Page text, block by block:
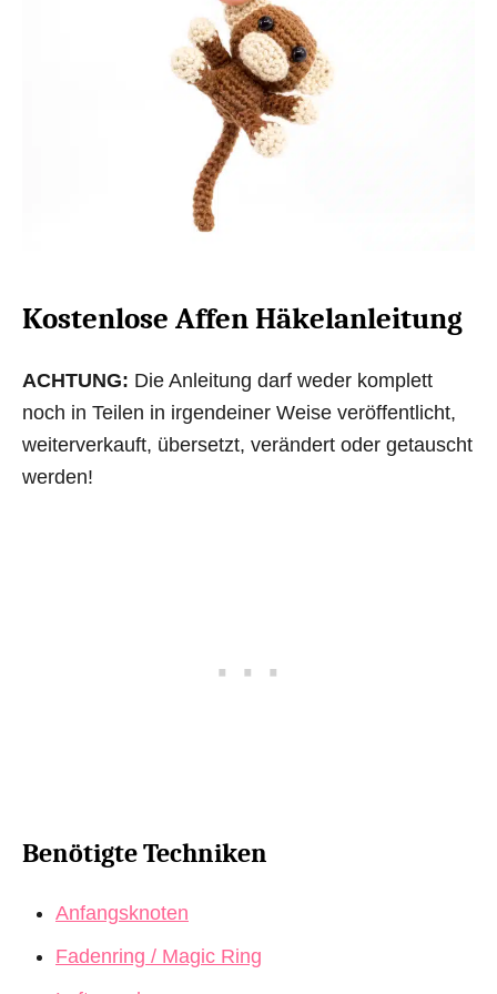
Kostenlose Affen Häkelanleitung
ACHTUNG: Die Anleitung darf weder komplett
noch in Teilen in irgendeiner Weise veröffentlicht,
weiterverkauft, übersetzt, verändert oder getauscht
werden!
Benötigte Techniken
Anfangsknoten
Fadenring / Magic Ring